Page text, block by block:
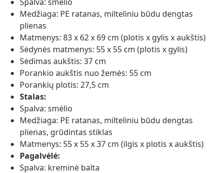
Medžiaga: PE ratanas, milteliniu būdu dengtas
plienas
Matmenys: 83 x 62 x 69 cm (plotis x gylis x aukštis)
Sėdynės matmenys: 55 x 55 cm (plotis x gylis)
Sėdimas aukštis: 37 cm
Porankio aukštis nuo žemės: 55 cm
Porankių plotis: 27,5 cm
Stalas:
Spalva: smėlio
Medžiaga: PE ratanas, milteliniu būdu dengtas
plienas, grūdintas stiklas
Matmenys: 55 x 55 x 37 cm (ilgis x plotis x aukštis)
Pagalvėlė:
Spalva: kreminė balta